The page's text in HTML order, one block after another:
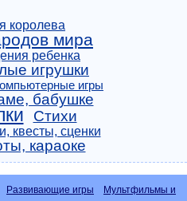
королева
мира
ребенка
игрушки
игры
бабушке
Стихи
квесты, сценки
караоке
Развивающие игры
Мультфильмы и